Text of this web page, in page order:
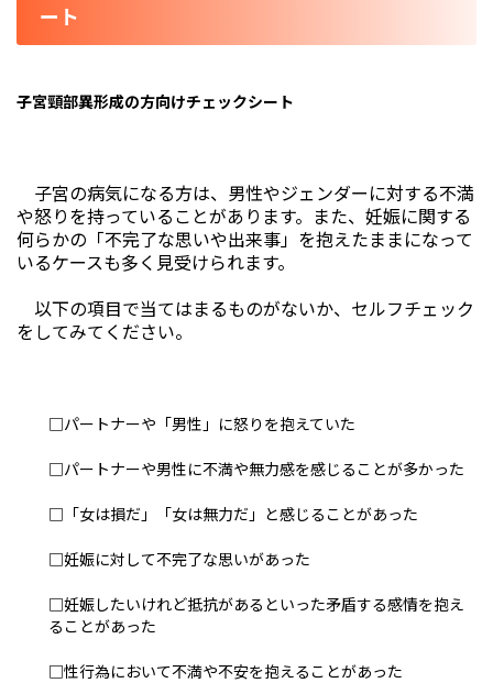
ート
子宮頸部異形成の方向けチェックシート
子宮の病気になる方は、男性やジェンダーに対する不満
や怒りを持っていることがあります。また、妊娠に関する
何らかの「不完了な思いや出来事」を抱えたままになって
いるケースも多く見受けられます。
以下の項目で当てはまるものがないか、セルフチェック
をしてみてください。
□パートナーや「男性」に怒りを抱えていた
□パートナーや男性に不満や無力感を感じることが多かった
□「女は損だ」「女は無力だ」と感じることがあった
□妊娠に対して不完了な思いがあった
□妊娠したいけれど抵抗があるといった矛盾する感情を抱え
ることがあった
□性行為において不満や不安を抱えることがあった